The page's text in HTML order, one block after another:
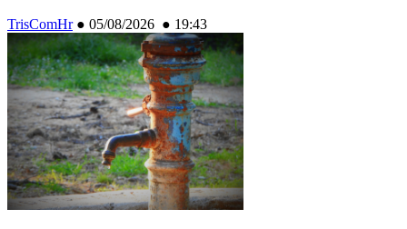
TrisComHr● 05/08/2026 ● 19:43